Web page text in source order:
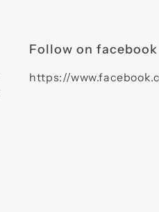
Follow on facebook
https://